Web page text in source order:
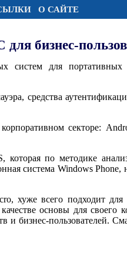
О САЙТЕ
бизнес-
систем для
средства
секторе:
которая по методике
система Windows Phone,
хуже всего подходит
основы для своего
и бизнес-пользователей.